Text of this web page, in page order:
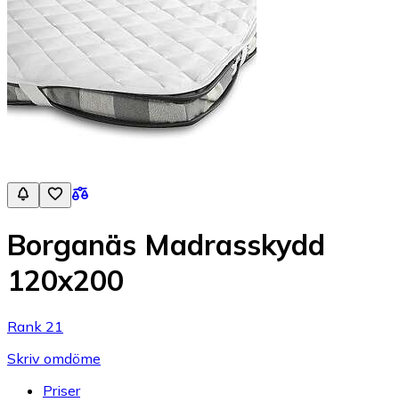
Borganäs Madrasskydd
120x200
Rank 21
Skriv omdöme
Priser